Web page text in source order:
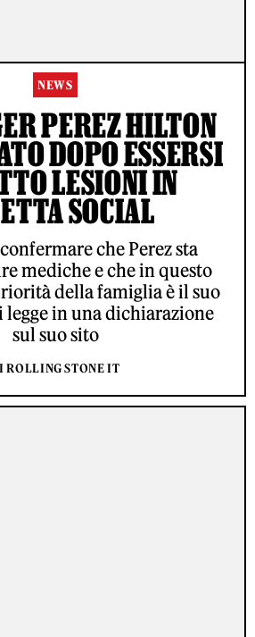
NEWS
PEREZ HILTON
DOPO ESSERSI
LESIONI IN
SOCIAL
che Perez sta
mediche e che in questo
della famiglia è il suo
legge in una dichiarazione
sul suo sito
ROLLING STONE IT